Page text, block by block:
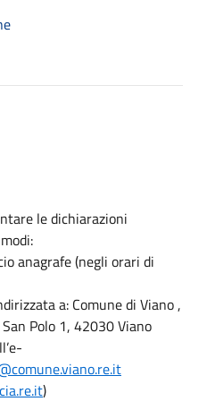
le dichiarazioni
anagrafe (negli orari di
a: Comune di Viano ,
Polo 1, 42030 Viano
)